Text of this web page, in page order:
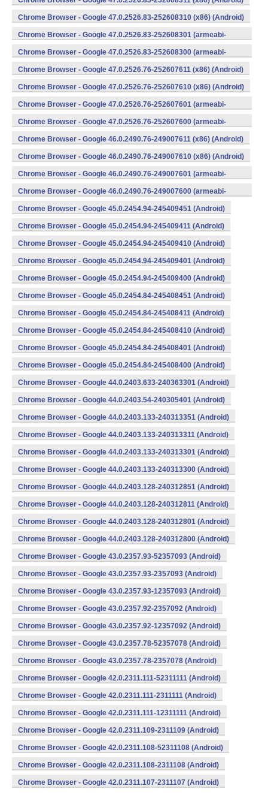
Chrome Browser - Google 47.0.2526.83-252608310 (x86) (Android)
Chrome Browser - Google 47.0.2526.83-252608301 (armeabi-
v7a) (Android)
Chrome Browser - Google 47.0.2526.83-252608300 (armeabi-
v7a) (Android)
Chrome Browser - Google 47.0.2526.76-252607611 (x86) (Android)
Chrome Browser - Google 47.0.2526.76-252607610 (x86) (Android)
Chrome Browser - Google 47.0.2526.76-252607601 (armeabi-
v7a) (Android)
Chrome Browser - Google 47.0.2526.76-252607600 (armeabi-
v7a) (Android)
Chrome Browser - Google 46.0.2490.76-249007611 (x86) (Android)
Chrome Browser - Google 46.0.2490.76-249007610 (x86) (Android)
Chrome Browser - Google 46.0.2490.76-249007601 (armeabi-
v7a) (Android)
Chrome Browser - Google 46.0.2490.76-249007600 (armeabi-
v7a) (Android)
Chrome Browser - Google 45.0.2454.94-245409451 (Android)
Chrome Browser - Google 45.0.2454.94-245409411 (Android)
Chrome Browser - Google 45.0.2454.94-245409410 (Android)
Chrome Browser - Google 45.0.2454.94-245409401 (Android)
Chrome Browser - Google 45.0.2454.94-245409400 (Android)
Chrome Browser - Google 45.0.2454.84-245408451 (Android)
Chrome Browser - Google 45.0.2454.84-245408411 (Android)
Chrome Browser - Google 45.0.2454.84-245408410 (Android)
Chrome Browser - Google 45.0.2454.84-245408401 (Android)
Chrome Browser - Google 45.0.2454.84-245408400 (Android)
Chrome Browser - Google 44.0.2403.633-240363301 (Android)
Chrome Browser - Google 44.0.2403.54-240305401 (Android)
Chrome Browser - Google 44.0.2403.133-240313351 (Android)
Chrome Browser - Google 44.0.2403.133-240313311 (Android)
Chrome Browser - Google 44.0.2403.133-240313301 (Android)
Chrome Browser - Google 44.0.2403.133-240313300 (Android)
Chrome Browser - Google 44.0.2403.128-240312851 (Android)
Chrome Browser - Google 44.0.2403.128-240312811 (Android)
Chrome Browser - Google 44.0.2403.128-240312801 (Android)
Chrome Browser - Google 44.0.2403.128-240312800 (Android)
Chrome Browser - Google 43.0.2357.93-52357093 (Android)
Chrome Browser - Google 43.0.2357.93-2357093 (Android)
Chrome Browser - Google 43.0.2357.93-12357093 (Android)
Chrome Browser - Google 43.0.2357.92-2357092 (Android)
Chrome Browser - Google 43.0.2357.92-12357092 (Android)
Chrome Browser - Google 43.0.2357.78-52357078 (Android)
Chrome Browser - Google 43.0.2357.78-2357078 (Android)
Chrome Browser - Google 42.0.2311.111-52311111 (Android)
Chrome Browser - Google 42.0.2311.111-2311111 (Android)
Chrome Browser - Google 42.0.2311.111-12311111 (Android)
Chrome Browser - Google 42.0.2311.109-2311109 (Android)
Chrome Browser - Google 42.0.2311.108-52311108 (Android)
Chrome Browser - Google 42.0.2311.108-2311108 (Android)
Chrome Browser - Google 42.0.2311.107-2311107 (Android)